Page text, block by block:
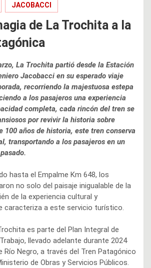
JACOBACCI
de La Trochita a la
La Trochita partió desde la Estación
Jacobacci en su esperado viaje
recorriendo la majestuosa estepa
a los pasajeros una experiencia
completa, cada rincón del tren se
por revivir la historia sobre
100 años de historia, este tren conserva
transportando a los pasajeros en un
hasta el Empalme Km 648, los
no solo del paisaje inigualable de la
de la experiencia cultural y
caracteriza a este servicio turístico.
es parte del Plan Integral de
llevado adelante durante 2024
Río Negro, a través del Tren Patagónico
de Obras y Servicios Públicos.